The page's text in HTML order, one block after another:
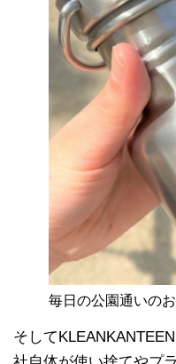
毎日の公園通いの
そして